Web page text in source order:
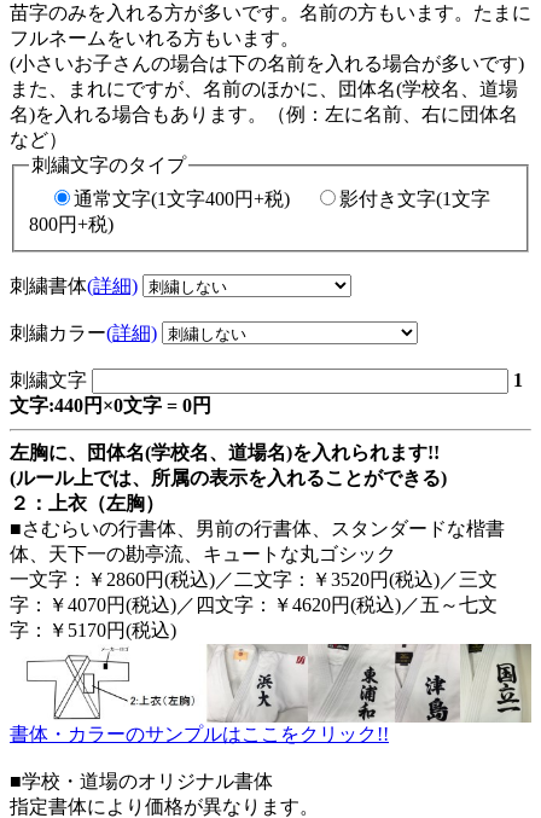
苗字のみを入れる方が多いです。名前の方もいます。たまに
フルネームをいれる方もいます。
(小さいお子さんの場合は下の名前を入れる場合が多いです)
また、まれにですが、名前のほかに、団体名(学校名、道場
名)を入れる場合もあります。（例：左に名前、右に団体名
など）
刺繍文字のタイプ
通常文字(1文字400円+税)
影付き文字(1文字
800円+税)
刺繍書体(詳細)
刺繍カラー(詳細)
刺繍文字
1
文字:440円×0文字 = 0円
左胸に、団体名(学校名、道場名)を入れられます!!
(ルール上では、所属の表示を入れることができる)
２：上衣（左胸）
■さむらいの行書体、男前の行書体、スタンダードな楷書
体、天下一の勘亭流、キュートな丸ゴシック
一文字：￥2860円(税込)／二文字：￥3520円(税込)／三文
字：￥4070円(税込)／四文字：￥4620円(税込)／五～七文
字：￥5170円(税込)
書体・カラーのサンプルはここをクリック!!
■学校・道場のオリジナル書体
指定書体により価格が異なります。